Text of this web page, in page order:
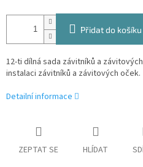
Přidat do košíku
12-ti dílná sada závitníků a
instalaci závitníků a závitových oček.
Detailní informace
ZEPTAT SE HLÍDAT